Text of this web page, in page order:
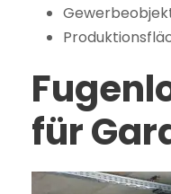
für